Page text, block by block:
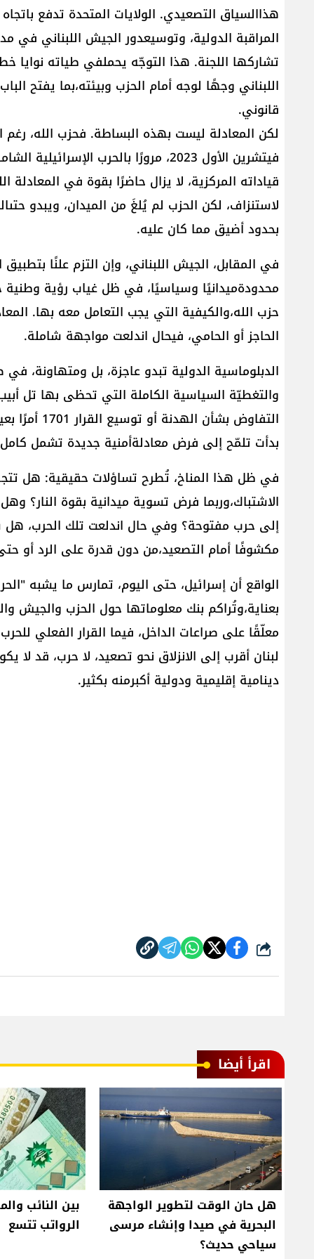
هذاالسياق التصعيدي. الولايات المتحدة تدفع
المراقبة الدولية، وتوسيعدور الجيش اللبناني في
تشاركها اللجنة. هذا التوجّه يحملفي طياته نوايا
اللبناني وجهًا لوجه أمام الحزب وبيئته،بما يفتح
قانوني.
لكن المعادلة ليست بهذه البساطة. فحزب الله، رغم
قياداته المركزية، لا يزال حاضرًا بقوة في المعادلة
لاستنزاف، لكن الحزب لم يُلغَ من الميدان، ويبدو
بحدود أضيق مما كان عليه.
محدودةميدانيًا وسياسيًا، في ظل غياب رؤية
حزب الله،والكيفية التي يجب التعامل معه بها.
الحاجز أو الحامي، فيحال اندلعت مواجهة شاملة.
الدبلوماسية الدولية تبدو عاجزة، بل ومتهاونة، في
والتغطيّة السياسية الكاملة التي تحظى بها تل
التفاوض
بدأت تلمّح إلى فرض معادلةأمنية جديدة تشمل
في ظل هذا المناخ، تُطرح تساؤلات حقيقية: هل
الاشتباك،وربما فرض تسوية ميدانية بقوة النار؟
إلى حرب مفتوحة؟ وفي حال اندلعت تلك الحرب، هل
مكشوفًا أمام التصعيد،من دون قدرة على الرد أو
الواقع أن إسرائيل، حتى اليوم، تمارس ما يشبه
بعناية،وتُراكم بنك معلوماتها حول الحزب والجيش
معلّقًا على صراعات الداخل، فيما القرار الفعلي
لبنان أقرب إلى الانزلاق نحو تصعيد، لا حرب، قد لا
دينامية إقليمية ودولية أكبرمنه بكثير.
شارك
اقرأ أيضا
هل حان الوقت لتطوير الواجهة
البحرية في صيدا وإنشاء مرسى
سياحي حديث؟
بين النائب
الرواتب تتسع